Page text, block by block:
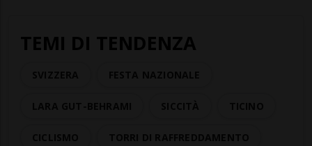
TEMI DI TENDENZA